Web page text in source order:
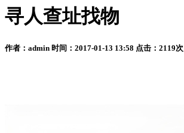
寻人查址找物
作者：admin 时间：2017-01-13 13:58 点击：2119次